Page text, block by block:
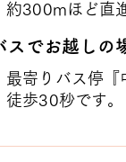
約300mほど直
スでお越しの
最寄りバス停『
徒歩30秒です。